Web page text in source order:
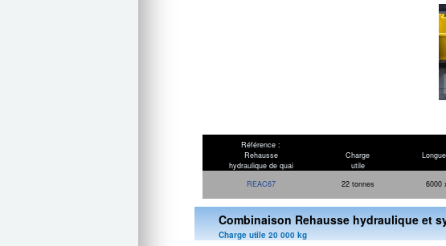
Référence :
Rehausse
hydraulique de quai
REAC67
Charge
utile
22 tonnes
6000
Combinaison Rehausse hydraulique et
Charge utile 20 000 kg